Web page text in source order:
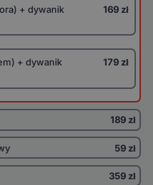
+ dywanik
169 zł
+ dywanik
179 zł
189 zł
59 zł
359 zł